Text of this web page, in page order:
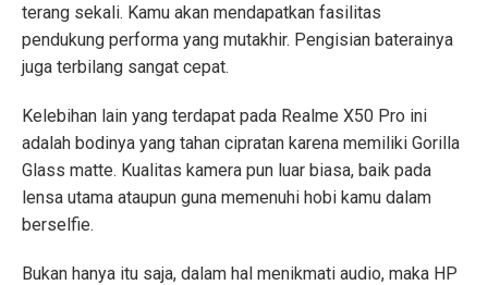
terang sekali. Kamu akan mendapatkan fasilitas
pendukung performa yang mutakhir. Pengisian baterainya
juga terbilang sangat cepat.
Kelebihan lain yang terdapat pada Realme X50 Pro ini
adalah bodinya yang tahan cipratan karena memiliki Gorilla
Glass matte. Kualitas kamera pun luar biasa, baik pada
lensa utama ataupun guna memenuhi hobi kamu dalam
berselfie.
Bukan hanya itu saja, dalam hal menikmati audio, maka HP